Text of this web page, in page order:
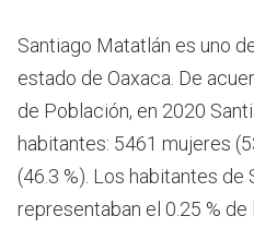
Santiago Matatlán es uno
estado de Oaxaca. De
de Población, en 2020
habitantes: 5461 mujeres
(46.3 %). Los habitantes de
representaban el 0.25 %